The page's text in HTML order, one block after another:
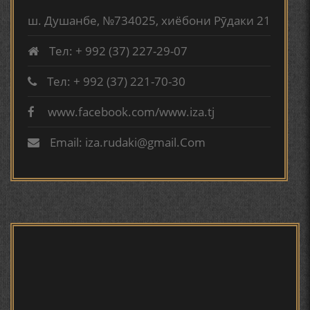
Сайри осорхона - Мирзо
ГУЛБАҲОР.
ТАҶАССУМИ ҲАСБИ ҲОЛ ДАР ҒАЗАЛИЁТИ КИРОМИ
БУХОРОӢ УСМОНОВА Г.Ф.
БЕРУНӢ ВА НАВРӮЗИ АҶАМ
БЕРУНӢ ВА ЁДКАРДИ ҶАШНИ САДА
ш. Душанбе, №734025, хиёбони Рӯдаки 21
Тел: + 992 (37) 227-29-07
Тел: + 992 (37) 221-70-30
www.facebook.com/www.iza.tj
Email: iza.rudaki@gmail.Com